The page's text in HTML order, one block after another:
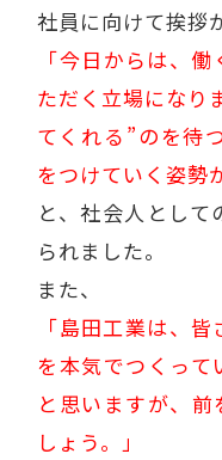
社員に向けて挨拶
「今日からは、
ただく立場になり
てくれる”のを待
をつけていく姿勢
と、社会人とし
られました。
また、
「島田工業は、
を本気でつくって
と思いますが、前
しょう。」